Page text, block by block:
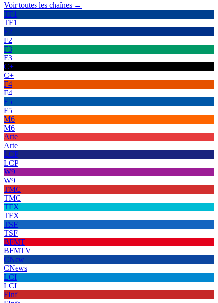
Voir toutes les chaînes →
TF1
TF1
F2
F2
F3
F3
C+
C+
F4
F4
F5
F5
M6
M6
Arte
Arte
LCP
LCP
W9
W9
TMC
TMC
TFX
TFX
TSF
TSF
BFMT
BFMTV
CNew
CNews
LCI
LCI
FInf